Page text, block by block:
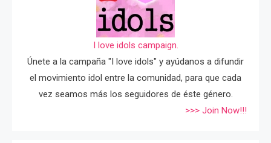
I love idols campaign.
Únete a la campaña "I love idols" y ayúdanos a difundir
el movimiento idol entre la comunidad, para que cada
vez seamos más los seguidores de éste género.
>>> Join Now!!!